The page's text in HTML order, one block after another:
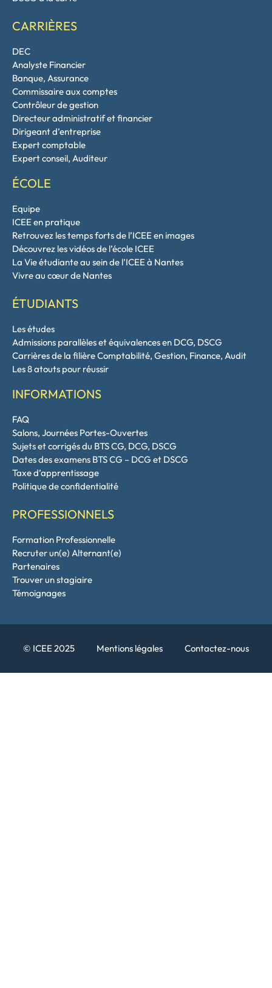
CARRIÈRES
DEC
Analyste Financier
Banque, Assurance
Commissaire aux comptes
Contrôleur de gestion
Directeur administratif et financier
Dirigeant d’entreprise
Expert comptable
Expert conseil, Auditeur
ÉCOLE
Equipe
ICEE en pratique
Retrouvez les temps forts de l’ICEE en images
Découvrez les vidéos de l’école ICEE
La Vie étudiante au sein de l’ICEE à Nantes
Vivre au cœur de Nantes
ÉTUDIANTS
Les études
Admissions parallèles et équivalences en DCG, DSCG
Carrières de la filière Comptabilité, Gestion, Finance, Audit
Les 8 atouts pour réussir
INFORMATIONS
FAQ
Salons, Journées Portes-Ouvertes
Sujets et corrigés du BTS CG, DCG, DSCG
Dates des examens BTS CG – DCG et DSCG
Taxe d’apprentissage
Politique de confidentialité
PROFESSIONNELS
Formation Professionnelle
Recruter un(e) Alternant(e)
Partenaires
Trouver un stagiaire
Témoignages
© ICEE 2025 Mentions légales Contactez-nous